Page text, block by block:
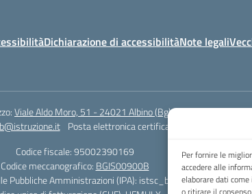
Per fornire le
accedere alle
elaborare dati
Dichiarazione di accessibilitàNote legali
Viale Aldo Moro, 51 - 24021 Albino (Bg)
Posta elettronica certificata (PEC):
Codice fiscale: 95002390169
Codice meccanografico: BGIS00900B
Pubbliche Amministrazioni (IPA): istsc_bgis00900b